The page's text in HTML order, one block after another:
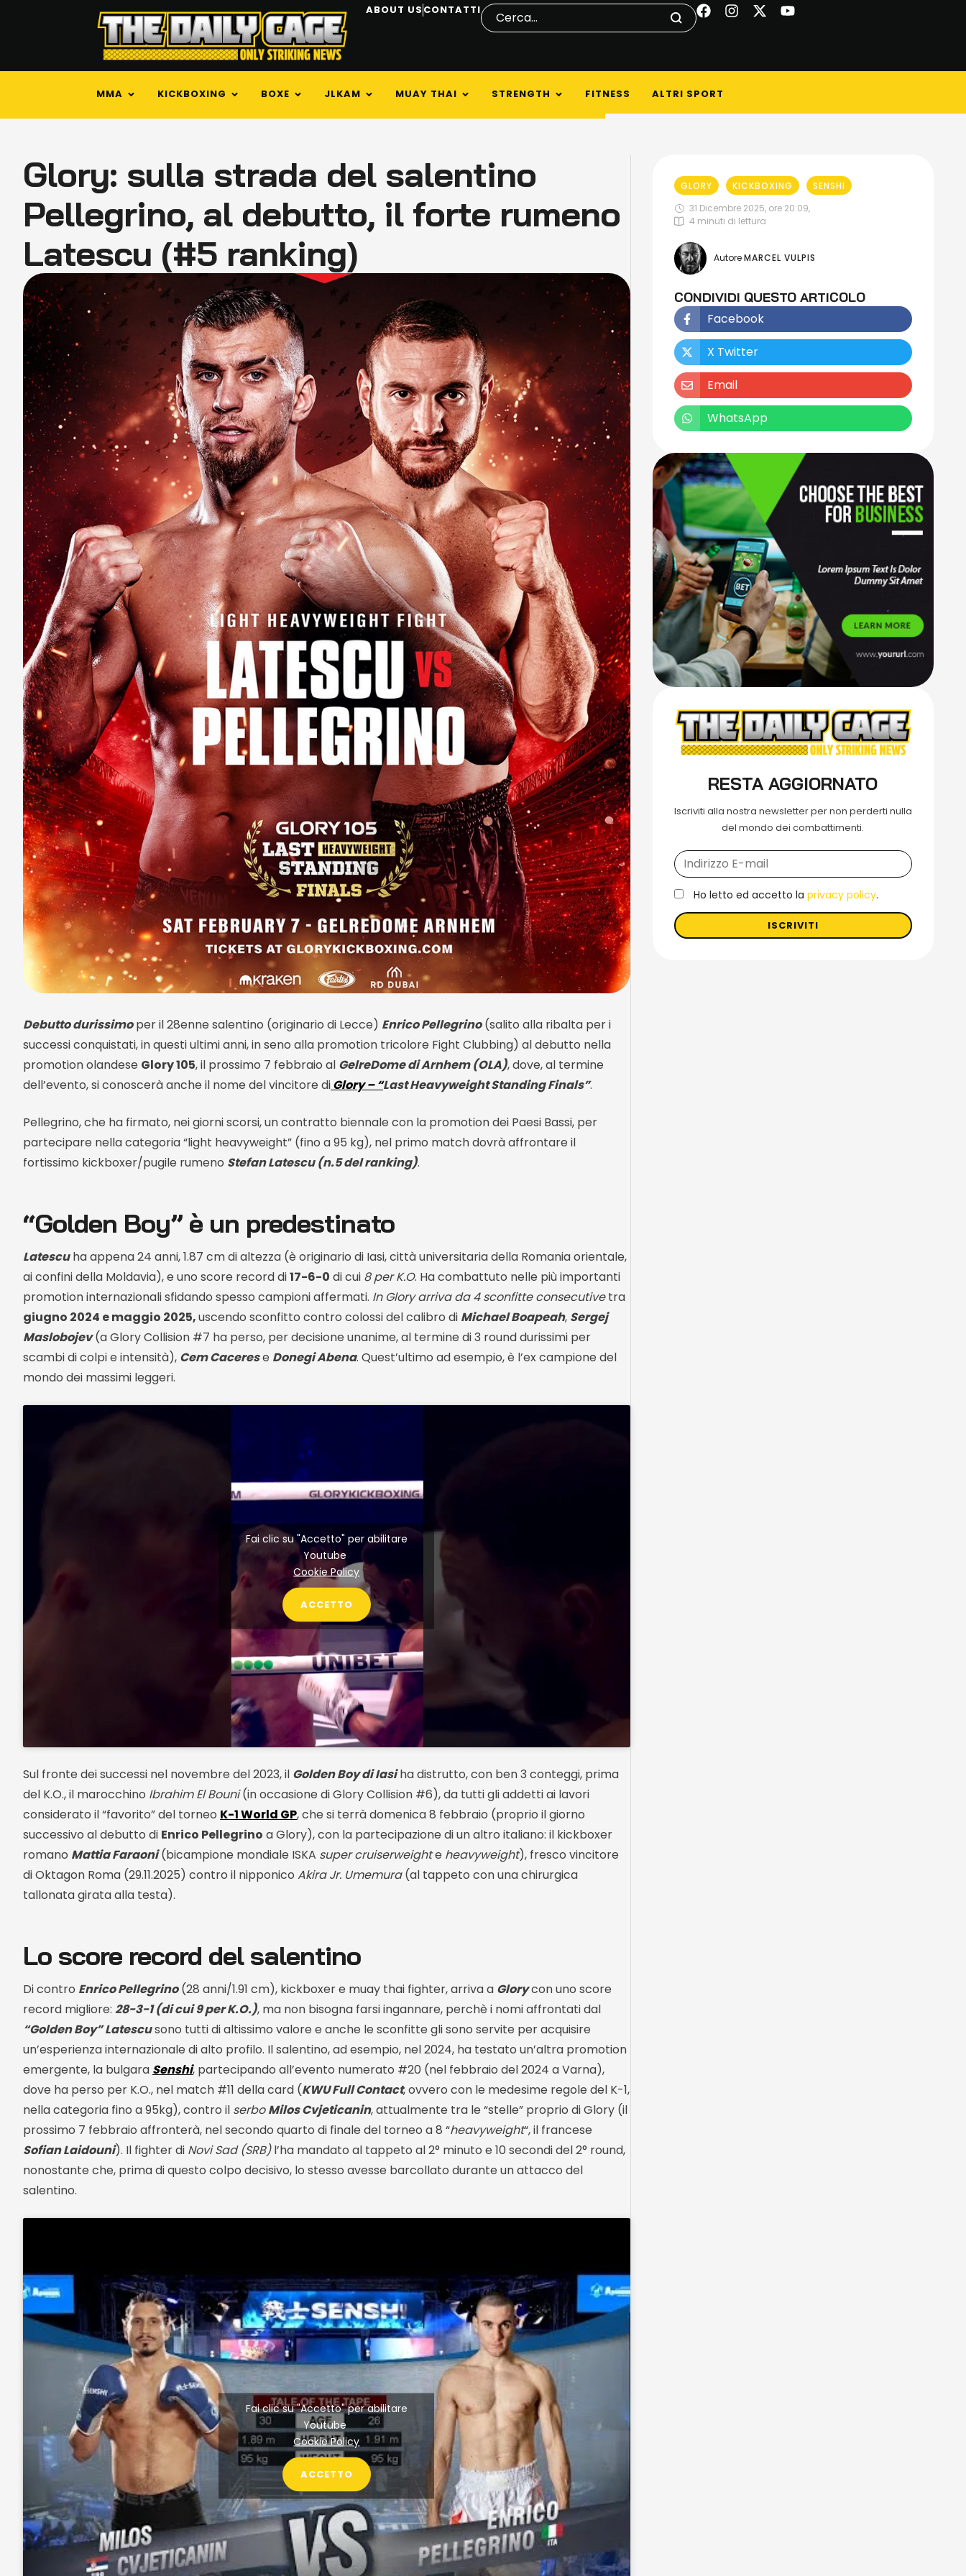
ABOUT US CONTATTI
MMA KICKBOXING BOXE JLKAM MUAY THAI STRENGTH FITNESS ALTRI SPORT
Glory: sulla strada del salentino
Pellegrino, al debutto, il forte rumeno
Latescu (#5 ranking)
Debutto durissimoper il 28enne salentino (originario di Lecce) Enrico Pellegrino (salito alla ribalta per i
successi conquistati, in questi ultimi anni, in seno alla promotion tricolore Fight Clubbing) al debutto nella
promotion olandese Glory 105, il prossimo 7 febbraio al GelreDome di Arnhem (OLA), dove, al termine
dell’evento, si conoscerà anche il nome del vincitore diGlory – “Last Heavyweight Standing Finals”.
Pellegrino, che ha firmato, nei giorni scorsi, un contratto biennale con la promotion dei Paesi Bassi, per
partecipare nella categoria “light heavyweight” (fino a 95 kg), nel primo match dovrà affrontare il
fortissimo kickboxer/pugile rumeno Stefan Latescu (n.5 del ranking).
“Golden Boy” è un predestinato
Latescuha appena 24 anni, 1.87 cm di altezza (è originario di Iasi, città universitaria della Romania orientale,
ai confini della Moldavia), e uno score record di17-6-0 di cui 8 per K.O. Ha combattuto nelle più importanti
promotion internazionali sfidando spesso campioni affermati. In Glory arriva da 4 sconfitte consecutive tra
giugno 2024 e maggio 2025,uscendo sconfitto contro colossi del calibro di Michael Boapeah, Sergej
Maslobojev(a Glory Collision #7 ha perso, per decisione unanime, al termine di 3 round durissimi per
scambi di colpi e intensità), Cem Cacerese Donegi Abena. Quest’ultimo ad esempio, è l’ex campione del
mondo dei massimi leggeri.
Fai clic su "Accetto" per abilitare
Youtube
Cookie Policy
ACCETTO
Sul fronte dei successi nel novembre del 2023, il Golden Boy di Iasiha distrutto, con ben 3 conteggi, prima
del K.O., il marocchino Ibrahim El Bouni(in occasione di Glory Collision #6), da tutti gli addetti ai lavori
considerato il “favorito” del torneo K-1 World GP, che si terrà domenica 8 febbraio (proprio il giorno
successivo al debutto di Enrico Pellegrino a Glory), con la partecipazione di un altro italiano: il kickboxer
romano Mattia Faraoni(bicampione mondiale ISKA super cruiserweighte heavyweight), fresco vincitore
di Oktagon Roma (29.11.2025) contro il nipponico Akira Jr. Umemura(al tappeto con una chirurgica
tallonata girata alla testa).
Lo score record del salentino
Di contro Enrico Pellegrino(28 anni/1.91 cm), kickboxer e muay thai fighter, arriva a Glorycon uno score
record migliore: 28-3-1 (di cui 9 per K.O.), ma non bisogna farsi ingannare, perchè i nomi affrontati dal
“Golden Boy” Latescusono tutti di altissimo valore e anche le sconfitte gli sono servite per acquisire
un’esperienza internazionale di alto profilo. Il salentino, ad esempio, nel 2024, ha testato un’altra promotion
emergente, la bulgara Senshi, partecipando all’evento numerato #20 (nel febbraio del 2024 a Varna),
dove ha perso per K.O., nel match #11 della card (KWU Full Contact, ovvero con le medesime regole del K-1,
nella categoria fino a 95kg), contro il serbo Milos Cvjeticanin, attualmente tra le “stelle” proprio di Glory (il
prossimo 7 febbraio affronterà, nel secondo quarto di finale del torneo a 8 “heavyweight“, il francese
Sofian Laidouni). Il fighter di Novi Sad (SRB)l’ha mandato al tappeto al 2° minuto e 10 secondi del 2° round,
nonostante che, prima di questo colpo decisivo, lo stesso avesse barcollato durante un attacco del
salentino.
Fai clic su "Accetto" per abilitare
Youtube
Cookie Policy
ACCETTO
GLORY KICKBOXING
SENSHI
31 Dicembre 2025, ore 20:09,
4 minuti di lettura
Autore MARCEL VULPIS
CONDIVIDI QUESTO ARTICOLO
Facebook
X Twitter
Email
WhatsApp
RESTA AGGIORNATO
Iscriviti alla nostra newsletter per non perderti nulla
del mondo dei combattimenti.
Ho letto ed accetto la privacy policy.
ISCRIVITI